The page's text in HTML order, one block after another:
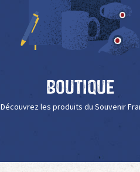
Boutique
Découvrez les produits du Souvenir